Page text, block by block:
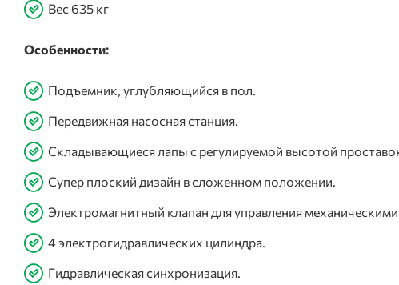
Вес 635 кг
Особенности:
Подъемник, углубляющийся в пол.
Передвижная насосная станция.
Складывающиеся лапы с регулируемой высотой
Супер плоский дизайн в сложенном положении.
Электромагнитный клапан для управления
4 электрогидравлических цилиндра.
Гидравлическая синхронизация.